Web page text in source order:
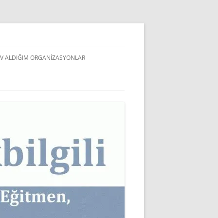
ALDIĞIM ORGANIZASYONLAR